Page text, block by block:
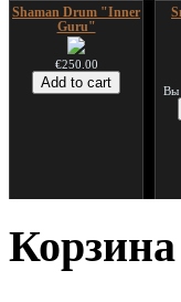
Shaman Drum "Inner
Guru"
€250.00
Вы
€75.00
Корзина